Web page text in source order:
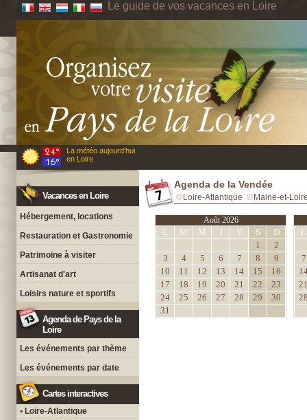
Le guide de vos vacances en Loire
La météo aujourd'hui
en Loire
Vacances en Loire
Hébergement, locations
Restauration et Gastronomie
Patrimoine à visiter
Artisanat d'art
Loisirs nature et sportifs
Agenda de Pays de la
Loire
Les événements par thème
Les événements par date
Cartes interactives
• Loire-Atlantique
Agenda de la Vendée
Loire-Atlantique Maine-et-
Août 2026
L M M J V S
D
1
2
3
4 5 6 7 8
9
10
11 12 13 14 15
16
17
18 19 20 21 22
23
24
25 26 27 28 29
30
31
L
7